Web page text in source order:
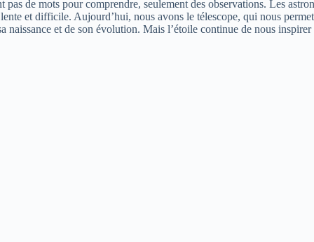
de mots pour comprendre, seulement des observations. Les
et difficile. Aujourd’hui, nous avons le télescope, qui nous
naissance et de son évolution. Mais l’étoile continue de nous